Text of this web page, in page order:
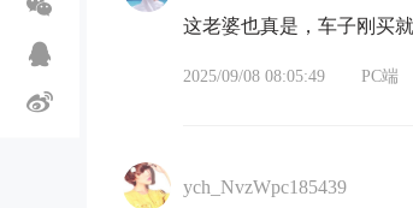
这老婆也真是，车子刚买
2025/09/08 08:05:49 PC端
ych_NvzWpc185439